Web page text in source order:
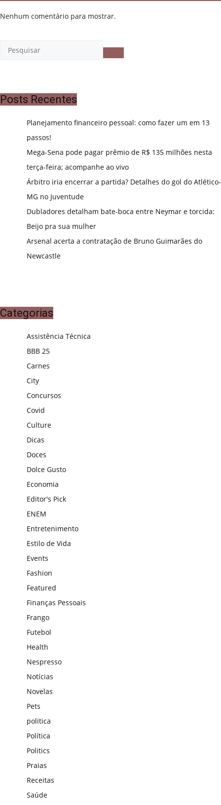
Nenhum comentário para mostrar.
Posts Recentes
Planejamento financeiro pessoal: como fazer um em 13
passos!
Mega-Sena pode pagar prêmio de R$ 135 milhões nesta
terça-feira; acompanhe ao vivo
Árbitro iria encerrar a partida? Detalhes do gol do Atlético-
MG no Juventude
Dubladores detalham bate-boca entre Neymar e torcida:
Beijo pra sua mulher
Arsenal acerta a contratação de Bruno Guimarães do
Newcastle
Categorias
Assistência Técnica
BBB 25
Carnes
City
Concursos
Covid
Culture
Dicas
Doces
Dolce Gusto
Economia
Editor's Pick
ENEM
Entretenimento
Estilo de Vida
Events
Fashion
Featured
Finanças Pessoais
Frango
Futebol
Health
Nespresso
Notícias
Novelas
Pets
politica
Política
Politics
Praias
Receitas
Saúde